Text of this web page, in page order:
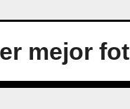
mejor